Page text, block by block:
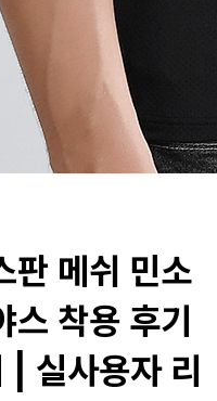
판 메쉬 민소
착용 후기
| 실사용자 리